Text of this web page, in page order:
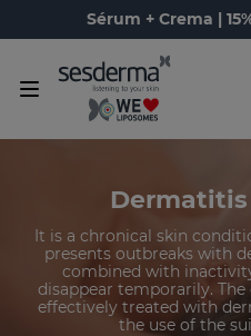
Sérum + Crema |
It is a chronical skin
presents outbreaks with
combined with
disappear temporarily.
effectively treated with
the use of the